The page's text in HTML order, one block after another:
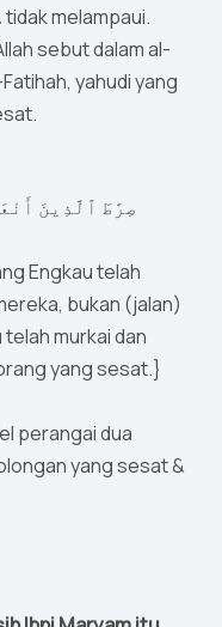
melampaui.
sebut dalam al-
yahudi yang
Engkau telah
bukan (jalan)
murkai dan
yang sesat.}
perangai dua
yang sesat &